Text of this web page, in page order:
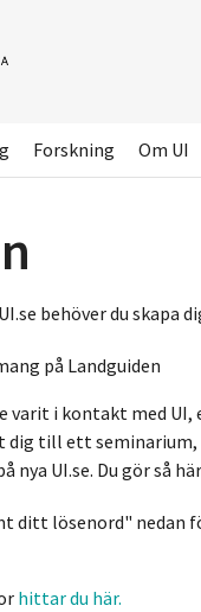
Forskning Om UI
behöver du skapa
på Landguiden
varit i kontakt med
till ett seminarium,
UI.se. Du gör så
ditt lösenord" nedan
hittar du här.